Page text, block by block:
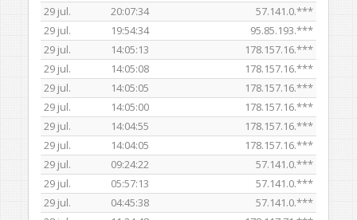
29 jul.
20:07:34
57.141.0.***
29 jul.
19:54:34
95.85.193.***
29 jul.
14:05:13
178.157.16.***
29 jul.
14:05:08
178.157.16.***
29 jul.
14:05:05
178.157.16.***
29 jul.
14:05:00
178.157.16.***
29 jul.
14:04:55
178.157.16.***
29 jul.
14:04:05
178.157.16.***
29 jul.
09:24:22
57.141.0.***
29 jul.
05:57:13
57.141.0.***
29 jul.
04:45:38
57.141.0.***